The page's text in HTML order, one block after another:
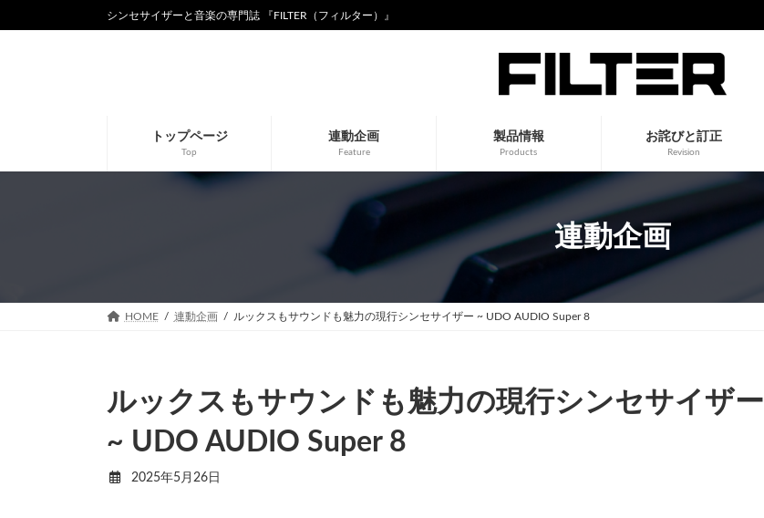
ン
ビ
シンセサイザーと音楽の専門誌 『FILTER（フィルター）』
トップページ
Top
連動企画
Feature
製品情報
Products
お詫びと訂正
Revision
連動企画
HOME 連動企画 ルックスもサウンドも魅力の現行シンセサイザー ~ UDO AUDIO Super 8
ルックスもサウンドも魅力の現行シンセサイザー
~ UDO AUDIO Super 8
2025年5月26日